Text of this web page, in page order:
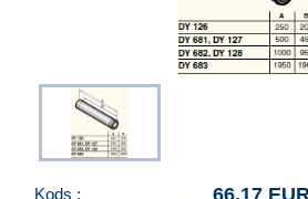
Kods :
66.17